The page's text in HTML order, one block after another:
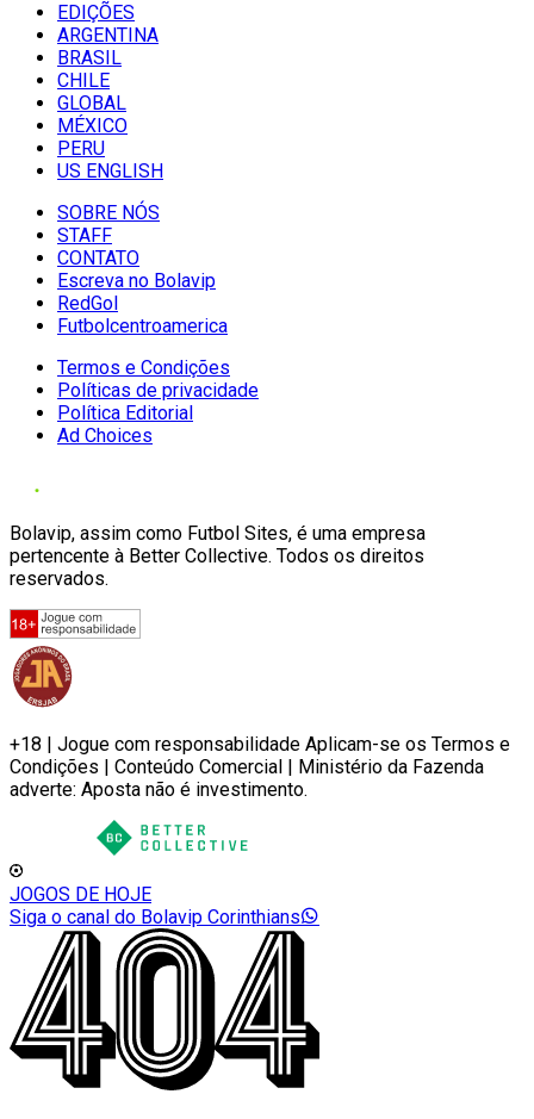
EDIÇÕES
ARGENTINA
BRASIL
CHILE
GLOBAL
MÉXICO
PERU
US ENGLISH
SOBRE NÓS
STAFF
CONTATO
Escreva no Bolavip
RedGol
Futbolcentroamerica
Termos e Condições
Políticas de privacidade
Política Editorial
Ad Choices
Bolavip, assim como Futbol Sites, é uma empresa
pertencente à Better Collective. Todos os direitos
reservados.
+18 | Jogue com responsabilidade Aplicam-se os Termos e
Condições | Conteúdo Comercial | Ministério da Fazenda
adverte: Aposta não é investimento.
JOGOS DE HOJE
Siga o canal do Bolavip Corinthians